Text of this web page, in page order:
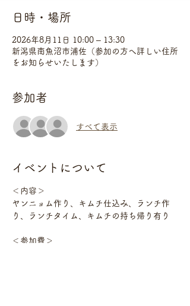
日時・場所
2026年8月11日 10:00 – 13:30
新潟県南魚沼市浦佐（参加の方へ詳しい住所
をお知らせいたします）
参加者
すべて表示
イベントについて
＜内容＞
ヤンニョム作り、キムチ仕込み、ランチ作
り、ランチタイム、キムチの持ち帰り有り
＜参加費＞